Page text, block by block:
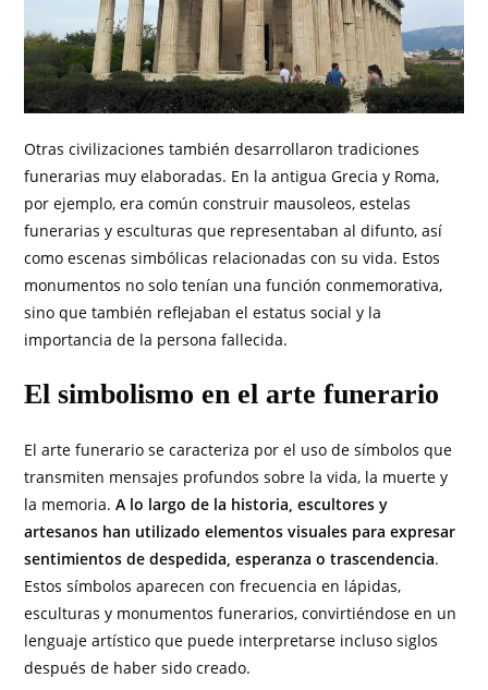
Otras civilizaciones también desarrollaron tradiciones
funerarias muy elaboradas. En la antigua Grecia y Roma,
por ejemplo, era común construir mausoleos, estelas
funerarias y esculturas que representaban al difunto, así
como escenas simbólicas relacionadas con su vida. Estos
monumentos no solo tenían una función conmemorativa,
sino que también reflejaban el estatus social y la
importancia de la persona fallecida.
El simbolismo en el arte funerario
El arte funerario se caracteriza por el uso de símbolos que
transmiten mensajes profundos sobre la vida, la muerte y
la memoria.A lo largo de la historia, escultores y
artesanos han utilizado elementos visuales para expresar
sentimientos de despedida, esperanza o trascendencia.
Estos símbolos aparecen con frecuencia en lápidas,
esculturas y monumentos funerarios, convirtiéndose en un
lenguaje artístico que puede interpretarse incluso siglos
después de haber sido creado.